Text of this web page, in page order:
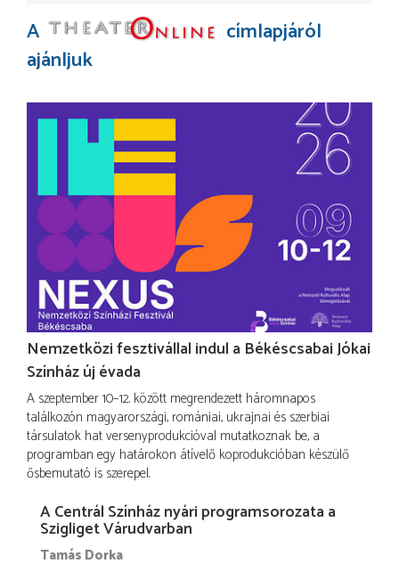
A
címlapjáról
ajánljuk
Nemzetközi fesztivállal indul a Békéscsabai Jókai
Színház új évada
A szeptember 10–12. között megrendezett háromnapos
találkozón magyarországi, romániai, ukrajnai és szerbiai
társulatok hat versenyprodukcióval mutatkoznak be, a
programban egy határokon átívelő koprodukcióban készülő
ősbemutató is szerepel.
A Centrál Színház nyári programsorozata a
Szigliget Várudvarban
Tamás Dorka